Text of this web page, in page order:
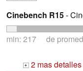
Cinebench R15-
min: 217 de
+ 2 mas detalles